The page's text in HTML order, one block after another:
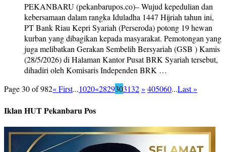
PEKANBARU (pekanbarupos.co)– Wujud kepedulian dan
kebersamaan dalam rangka Iduladha 1447 Hijriah tahun ini,
PT Bank Riau Kepri Syariah (Perseroda) potong 19 hewan
kurban yang dibagikan kepada masyarakat. Pemotongan yang
juga melibatkan Gerakan Sembelih Bersyariah (GSB ) Kamis
(28/5/2026) di Halaman Kantor Pusat BRK Syariah tersebut,
dihadiri oleh Komisaris Independen BRK …
Page 30 of 982« First...1020«2829303132» 405060...Last »
Iklan HUT Pekanbaru Pos